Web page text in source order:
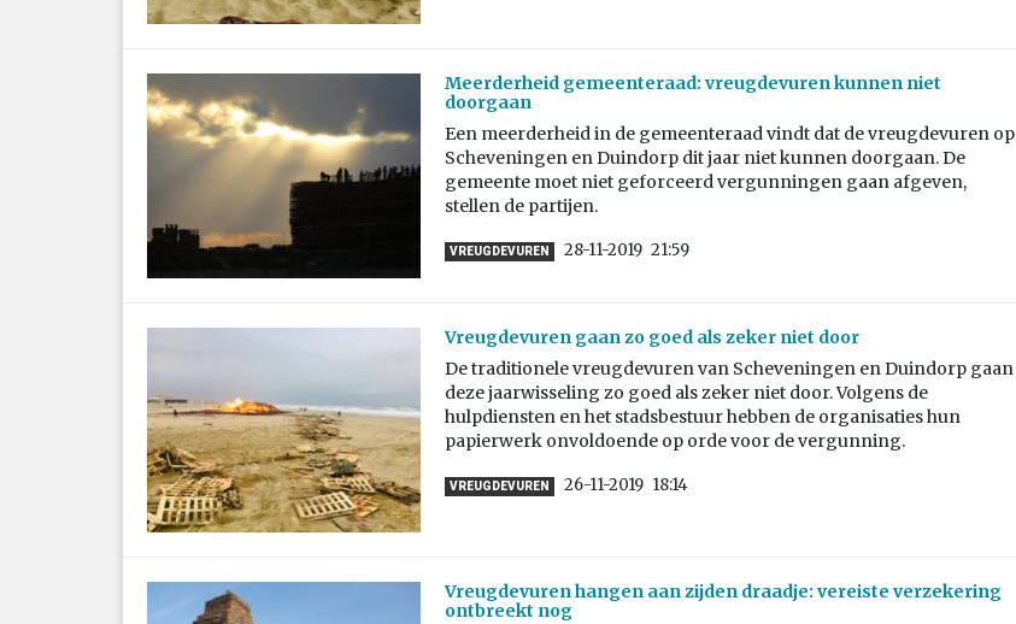
Meerderheid gemeenteraad: vreugdevuren kunnen niet
doorgaan
Een meerderheid in de gemeenteraad vindt dat de vreugdevuren op
Scheveningen en Duindorp dit jaar niet kunnen doorgaan. De
gemeente moet niet geforceerd vergunningen gaan afgeven,
stellen de partijen.
VREUGDEVUREN 28-11-2019 21:59
Vreugdevuren gaan zo goed als zeker niet door
De traditionele vreugdevuren van Scheveningen en Duindorp gaan
deze jaarwisseling zo goed als zeker niet door. Volgens de
hulpdiensten en het stadsbestuur hebben de organisaties hun
papierwerk onvoldoende op orde voor de vergunning.
VREUGDEVUREN 26-11-2019 18:14
Vreugdevuren hangen aan zijden draadje: vereiste verzekering
ontbreekt nog